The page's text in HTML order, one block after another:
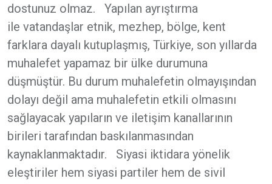
dostunuz olmaz. Yapılan ayrıştırma
ile vatandaşlar etnik, mezhep, bölge, kent
farklara dayalı kutuplaşmış, Türkiye, son yıllarda
muhalefet yapamaz bir ülke durumuna
düşmüştür. Bu durum muhalefetin olmayışından
dolayı değil ama muhalefetin etkili olmasını
sağlayacak yapıların ve iletişim kanallarının
birileri tarafından baskılanmasından
kaynaklanmaktadır. Siyasi iktidara yönelik
eleştiriler hem siyasi partiler hem de sivil